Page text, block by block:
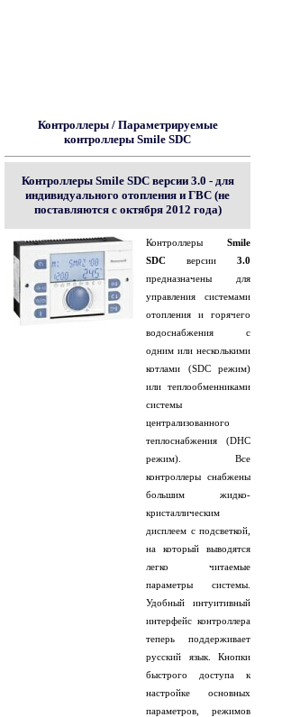
Контроллеры/ Параметрируемые
контроллеры Smile SDC
Контроллеры Smile SDC версии 3.0 - для
индивидуального отопления и ГВС (не
поставляются с октября 2012 года)
Контроллеры Smile
SDC версии 3.0
предназначены для
управления системами
отопления и горячего
водоснабжения с
одним или несколькими
котлами (SDC режим)
или теплообменниками
системы
централизованного
теплоснабжения (DHC
режим). Все
контроллеры снабжены
большим жидко-
кристаллическим
дисплеем с подсветкой,
на который выводятся
легко читаемые
параметры системы.
Удобный интуитивный
интерфейс контроллера
теперь поддерживает
русский язык. Кнопки
быстрого доступа к
настройке основных
параметров, режимов